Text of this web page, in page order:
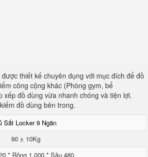
thiết kế chuyên dụng với mục đích để đồ
công cộng khác (Phòng gym, bể
đồ dùng vừa nhanh chóng và tiện lợi.
đồ dùng bên trong.
Sắt Locker 9 Ngăn
90 ± 10Kg
* Rộng 1.000 * Sâu 480